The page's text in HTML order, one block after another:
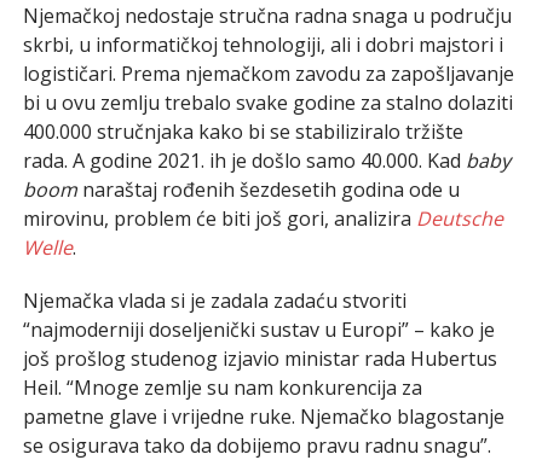
Njemačkoj nedostaje stručna radna snaga u području
skrbi, u informatičkoj tehnologiji, ali i dobri majstori i
logističari. Prema njemačkom zavodu za zapošljavanje
bi u ovu zemlju trebalo svake godine za stalno dolaziti
400.000 stručnjaka kako bi se stabiliziralo tržište
rada. A godine 2021. ih je došlo samo 40.000. Kad baby
boomnaraštaj rođenih šezdesetih godina ode u
mirovinu, problem će biti još gori, analizira Deutsche
Welle.
Njemačka vlada si je zadala zadaću stvoriti
“najmoderniji doseljenički sustav u Europi” – kako je
još prošlog studenog izjavio ministar rada Hubertus
Heil. “Mnoge zemlje su nam konkurencija za
pametne glave i vrijedne ruke. Njemačko blagostanje
se osigurava tako da dobijemo pravu radnu snagu”.